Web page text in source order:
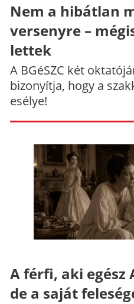
Nem a hibátlan
versenyre –
lettek
A BGéSZC két
bizonyítja, hogy a
esélye!
A férfi, aki
de a saját